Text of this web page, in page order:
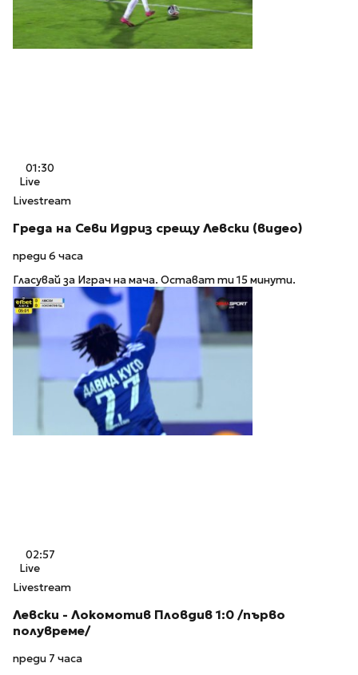
01:30
Live
Livestream
Греда на Севи Идриз срещу Левски (видео)
преди 6 часа
Гласувай за Играч на мача. Остават ти 15 минути.
02:57
Live
Livestream
Левски - Локомотив Пловдив 1:0 /първо
полувреме/
преди 7 часа